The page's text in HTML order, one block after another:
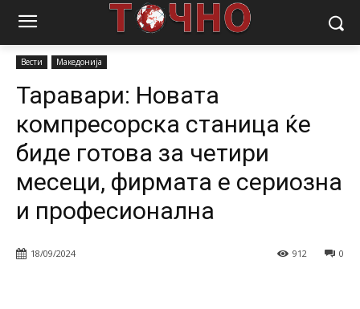
Почетна
Таравари: Новата компресорска станица ќе биде
Вести Македонија
Таравари: Новата
компресорска станица ќе
биде готова за четири
месеци, фирмата е сериозна
и професионална
18/09/2024 0
912